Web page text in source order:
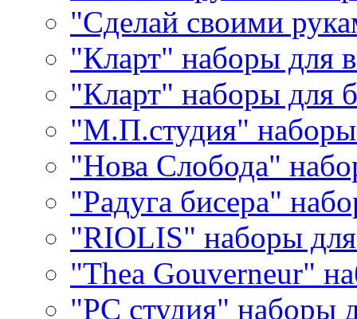
"Сделай своими
"Кларт" наборы для
"Кларт" наборы для
"М.П.студия"
"Нова Слобода"
"Радуга бисера"
"RIOLIS" наборы
"Thea Gouverneur"
"РС студия" наборы